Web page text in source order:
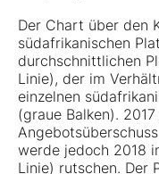
Der Chart über den
südafrikanischen
durchschnittlichen
Linie), der im
einzelnen
(graue Balken).
werde jedoch 2018
Linie) rutschen. Der